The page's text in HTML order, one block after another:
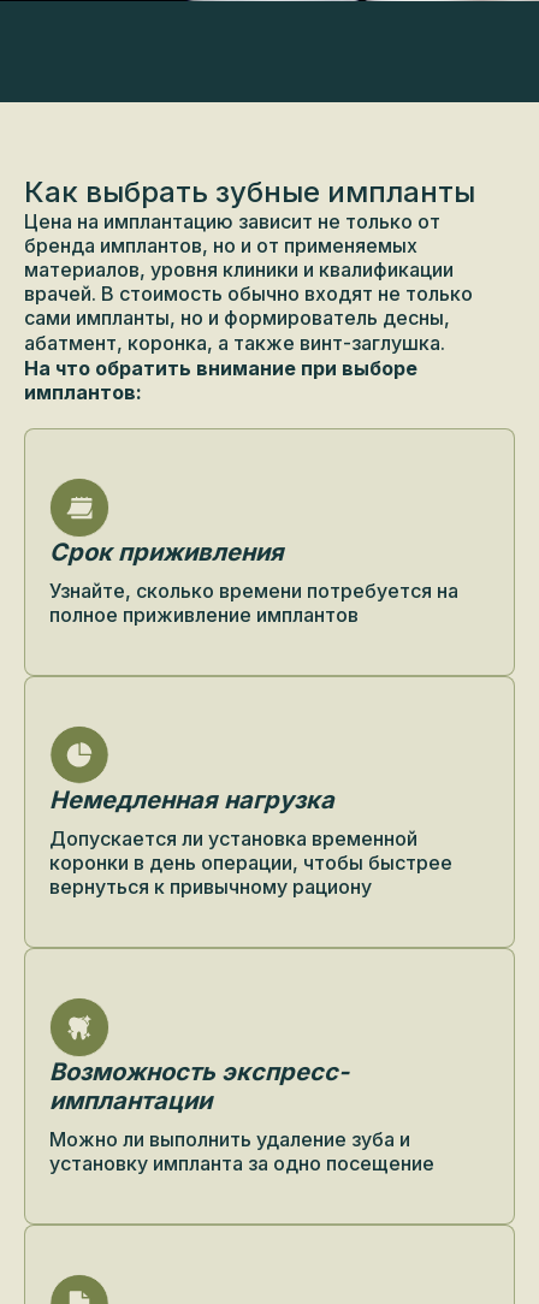
Как выбрать зубные импланты
Цена на имплантацию зависит не только от
бренда имплантов, но и от применяемых
материалов, уровня клиники и квалификации
врачей. В стоимость обычно входят не только
сами импланты, но и формирователь десны,
абатмент, коронка, а также винт-заглушка.
На что обратить внимание при выборе
имплантов:
Срок приживления
Узнайте, сколько времени потребуется на
полное приживление имплантов
Немедленная нагрузка
Допускается ли установка временной
коронки в день операции, чтобы быстрее
вернуться к привычному рациону
Возможность экспресс-
имплантации
Можно ли выполнить удаление зуба и
установку импланта за одно посещение